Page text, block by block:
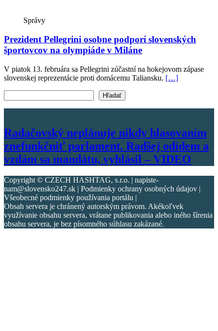
Správy
Prezident Pellegrini osobne podporí slovenských
športovcov na olympiáde v Miláne
V piatok 13. februára sa Pellegrini zúčastní na hokejovom zápase
slovenskej reprezentácie proti domácemu Taliansku. […]
Hľadať
Radačovský neplánuje nikdy hlasovaním
znefunkčniť parlament. Radšej odídem a
vzdám sa mandátu, vyhlásil – VIDEO
Copyright © CZECH HASHTAG, s.r.o. | napiste-
nam@slovensko247.sk | Podmienky ochrany osobných údajov |
Všeobecné podmienky používania portálu |
Obsah servera je chránený autorským právom. Akékoľvek
využívanie obsahu servera, vrátane publikovania alebo iného šírenia
obsahu servera, je bez písomného súhlasu zakázané.